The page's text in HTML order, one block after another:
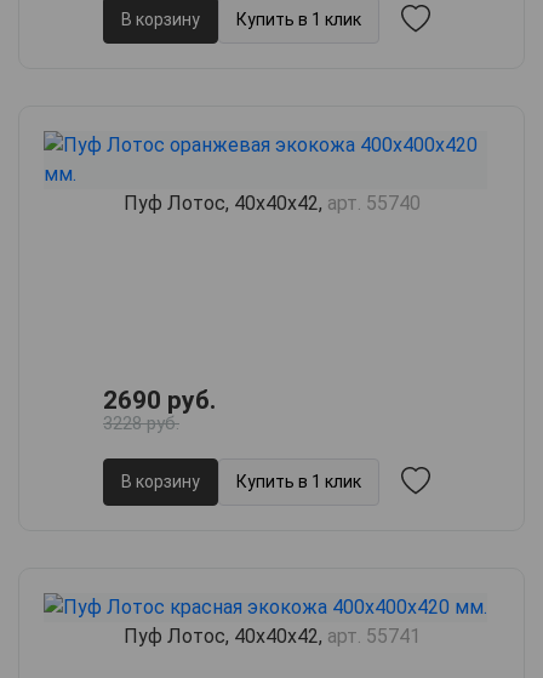
В корзину Купить в 1 клик
Пуф Лотос, 40х40х42, арт. 55740
2690 руб.
3228 руб.
В корзину Купить в 1 клик
Пуф Лотос, 40х40х42, арт. 55741